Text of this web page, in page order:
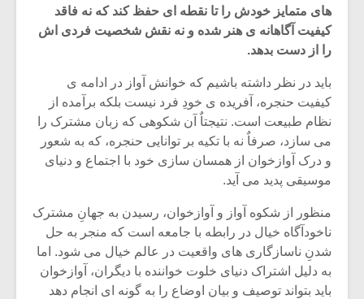
های متمایز خودش را تا نقطه ای حفظ کند که نه فاقد
کیفیت آگاهانه ی هنر شده و نه نقش شخصیت فردی اش
را از دست بدهد.
باید در نظر داشته باشیم که خوانش آواز در ادامه ی
کیفیت حنجره، آفریده ی خودِ فرد نیست بلکه برآمده از
نظام طبیعت است. نتیجتاٌ آن شکوهی که زبان مشترک را
می سازد، صرفاٌ نه با تکیه بر توانایی حنجره، که به شعور
و درک آوازخوان از همسان سازی خود با اجتماع و دنیای
موسیقی پدید می آید.
منظور از شکوه آواز و آوازخوان، رسیدن به جهانِ مشترک
ناخودآگاه خیال در رابطه با جامعه است که منجر به حل
شدنِ ناسازگاری های واقعیت در عالم خیال می شود. اما
به دلیل اشتراک دنیای خلوت خواننده با دیگران، آوازخوان
باید بتواند توصیف و بیان اوضاع را به گونه ای انجام دهد